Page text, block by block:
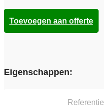
Toevoegen aan offerte
Eigenschappen:
Referentie